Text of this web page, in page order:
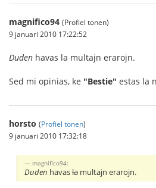
magnifico94 (Profiel tonen)
9 januari 2010 17:22:52
Duden havas la multajn erarojn.
Sed mi opinias, ke "Bestie" estas la
horsto (Profiel tonen)
9 januari 2010 17:32:18
magnifico94:
Duden havaslamultajn erarojn.